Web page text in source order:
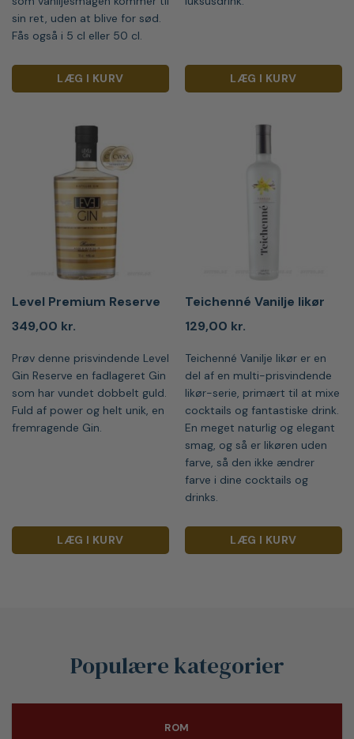
sin ret, uden at blive for sød.
Fås også i 5 cl eller 50 cl.
LÆG I KURV LÆG I KURV
Level Premium Reserve
349,00 kr.
Prøv denne prisvindende Level
Gin Reserve en fadlageret Gin
som har vundet dobbelt guld.
Fuld af power og helt unik, en
fremragende Gin.
LÆG I KURV
Teichenné Vanilje likør
129,00 kr.
Teichenné Vanilje likør er en
del af en multi-prisvindende
likør-serie, primært til at mixe
cocktails og fantastiske drink.
En meget naturlig og elegant
smag, og så er likøren uden
farve, så den ikke ændrer
farve i dine cocktails og
drinks.
LÆG I KURV
Populære kategorier
ROM